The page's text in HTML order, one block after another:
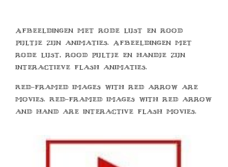
Afbeeldingen met rode lijst en rood
pijltje zijn animaties. Afbeeldingen met
rode lijst, rood pijltje en handje zijn
interactieve flash animaties.
Red-framed images with red arrow are
movies. Red-framed images with red arrow
and hand are interactive flash movies.